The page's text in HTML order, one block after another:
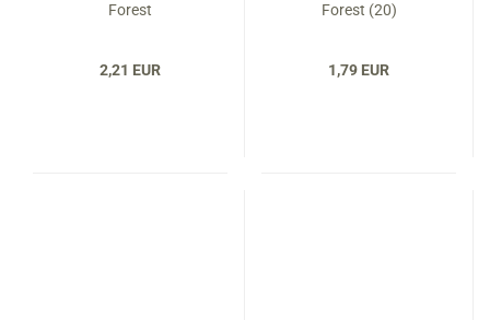
Forest
2,21 EUR
Forest (20)
1,79 EUR